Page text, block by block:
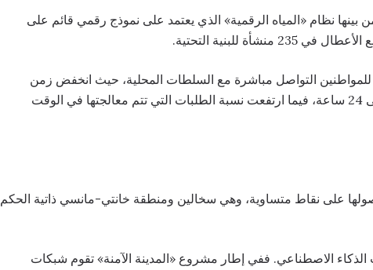
نظام «المياه الرقمية» الذي يعتمد على نموذج رقمي قائم على
للبنية التحتية.
التواصل مباشرة مع السلطات المحلية، حيث انخفض زمن
الاستجابة لطلبات السكان من 48 ساعة إلى 24 ساعة، فيما ارتفعت نسبة الطلبات التي تتم معالجتها في الوقت
على نقاط متساوية، وهي سخالين ومنطقة خانتي-مانسي ذاتية الحكم
الاصطناعي. ففي إطار مشروع «المدينة الآمنة» تقوم شبكات